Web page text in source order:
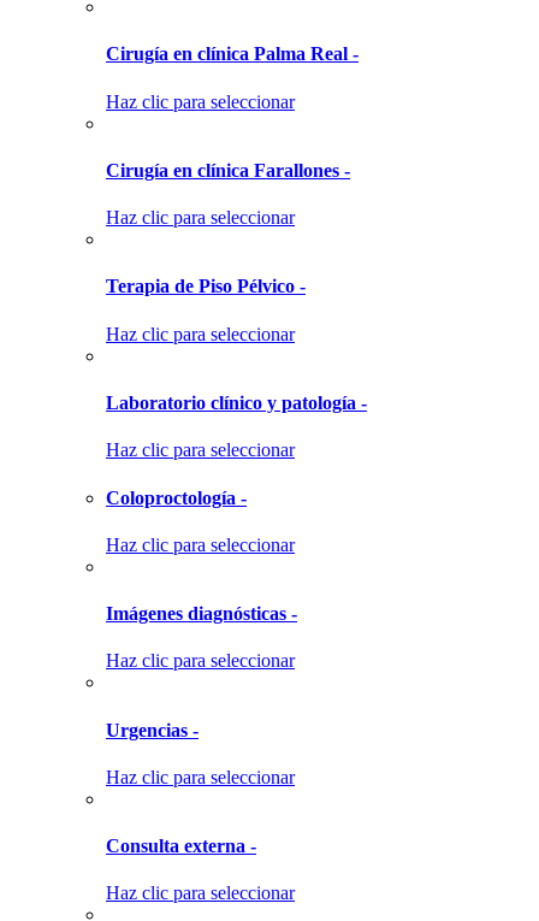
Cirugía en clínica Palma Real -
Haz clic para seleccionar
Cirugía en clínica Farallones -
Haz clic para seleccionar
Terapia de Piso Pélvico -
Haz clic para seleccionar
Laboratorio clínico y patología -
Haz clic para seleccionar
Coloproctología -
Haz clic para seleccionar
Imágenes diagnósticas -
Haz clic para seleccionar
Urgencias -
Haz clic para seleccionar
Consulta externa -
Haz clic para seleccionar